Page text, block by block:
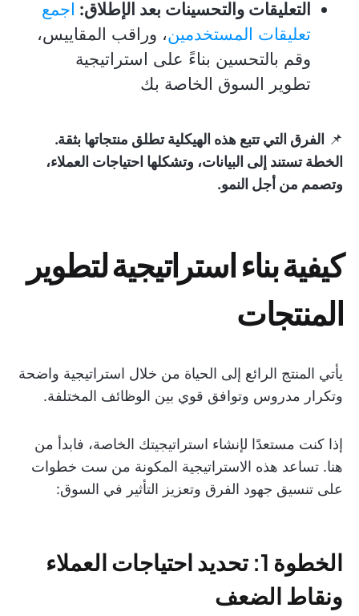
التعليقات والتحسينات بعد الإطلاق: اجمع
تعليقات المستخدمين، وراقب المقاييس،
وقم بالتحسين بناءً على استراتيجية
تطوير السوق الخاصة بك
📌 الفرق التي تتبع هذه الهيكلية تطلق منتجاتها بثقة.
الخطة تستند إلى البيانات، وتشكلها احتياجات العملاء،
وتصمم من أجل النمو.
كيفية بناء استراتيجية لتطوير
المنتجات
يأتي المنتج الرائع إلى الحياة من خلال استراتيجية واضحة
وتكرار مدروس وتوافق قوي بين الوظائف المختلفة.
إذا كنت مستعدًا لإنشاء استراتيجيتك الخاصة، فابدأ من
هنا. تساعد هذه الاستراتيجية المكونة من ست خطوات
على تنسيق جهود الفرق وتعزيز التأثير في السوق:
الخطوة 1: تحديد احتياجات العملاء
ونقاط الضعف